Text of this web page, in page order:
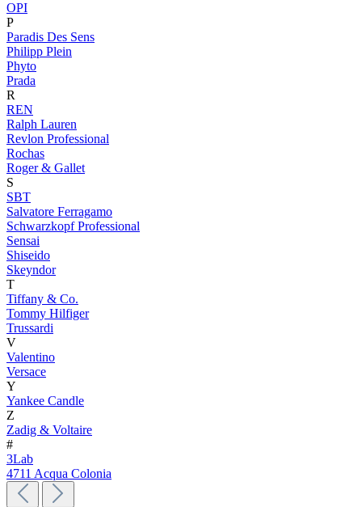
OPI
P
Paradis Des Sens
Philipp Plein
Phyto
Prada
R
REN
Ralph Lauren
Revlon Professional
Rochas
Roger & Gallet
S
SBT
Salvatore Ferragamo
Schwarzkopf Professional
Sensai
Shiseido
Skeyndor
T
Tiffany & Co.
Tommy Hilfiger
Trussardi
V
Valentino
Versace
Y
Yankee Candle
Z
Zadig & Voltaire
#
3Lab
4711 Acqua Colonia